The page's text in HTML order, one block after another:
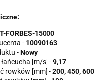
FORBES-15000
- 10090163
-Nowy
[m/s] -9,17
rowków [mm] -200, 450, 600